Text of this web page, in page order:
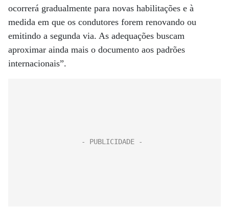
ocorrerá gradualmente para novas habilitações e à
medida em que os condutores forem renovando ou
emitindo a segunda via. As adequações buscam
aproximar ainda mais o documento aos padrões
internacionais”.